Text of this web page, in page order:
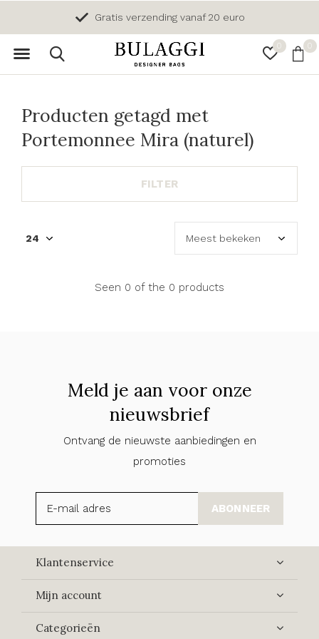
0 0
Gratis verzending vanaf 20 euro
Producten getagd met
Portemonnee Mira (naturel)
FILTER
Seen 0 of the 0 products
Meld je aan voor onze
nieuwsbrief
Ontvang de nieuwste aanbiedingen en
promoties
ABONNEER
Klantenservice
Mijn account
Categorieën